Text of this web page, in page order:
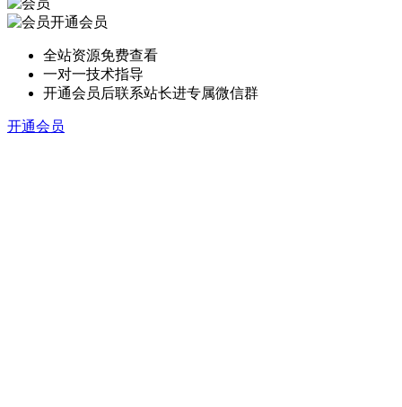
开通会员
全站资源免费查看
一对一技术指导
开通会员后联系站长进专属微信群
开通会员